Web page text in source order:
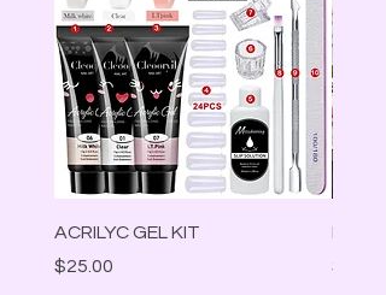
ACRILYC GEL KIT
Precio
$25.00
Precio
$30.00